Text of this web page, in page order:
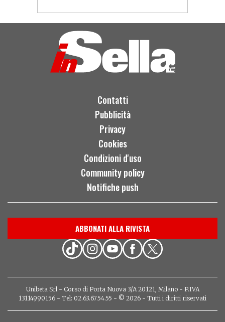
Contatti
Pubblicità
Privacy
Cookies
Condizioni d'uso
Community policy
Notifiche push
ABBONATI ALLA RIVISTA
Unibeta Srl - Corso di Porta Nuova 3/A 20121, Milano - P.IVA
13114990156 - Tel: 02.63.67.54.55 - © 2026 - Tutti i diritti riservati